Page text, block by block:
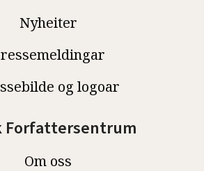
Nyheiter
og logoar
Forfattersentrum
Om oss